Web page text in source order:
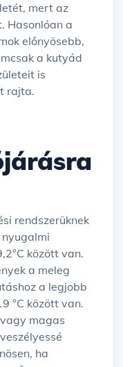
mert az
Hasonlóan a
előnyösebb,
a kutyád
is
rajta.
rendszerüknek
között van.
a meleg
a legjobb
°C között van.
magas
ha